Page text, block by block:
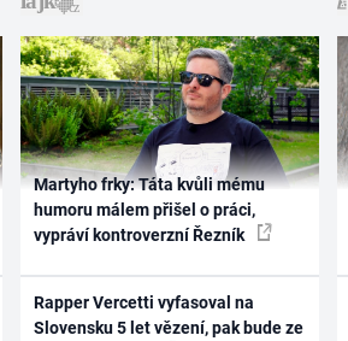
Martyho frky: Táta kvůli mému
humoru málem přišel o práci,
vypráví kontroverzní Řezník
Rapper Vercetti vyfasoval na
Slovensku 5 let vězení, pak bude ze